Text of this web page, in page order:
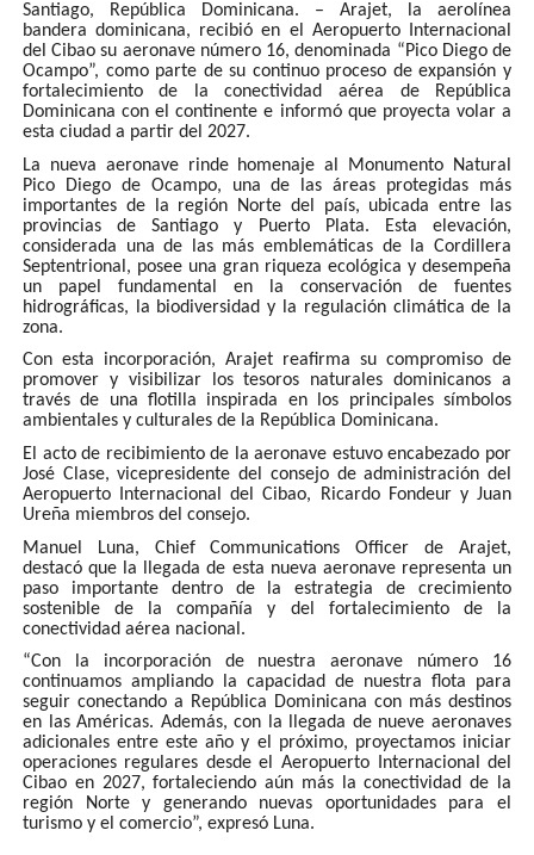
Santiago, República Dominicana. – Arajet, la aerolínea
bandera dominicana, recibió en el Aeropuerto Internacional
del Cibao su aeronave número 16, denominada “Pico Diego de
Ocampo”, como parte de su continuo proceso de expansión y
fortalecimiento de la conectividad aérea de República
Dominicana con el continente e informó que proyecta volar a
esta ciudad a partir del 2027.
La nueva aeronave rinde homenaje al Monumento Natural
Pico Diego de Ocampo, una de las áreas protegidas más
importantes de la región Norte del país, ubicada entre las
provincias de Santiago y Puerto Plata. Esta elevación,
considerada una de las más emblemáticas de la Cordillera
Septentrional, posee una gran riqueza ecológica y desempeña
un papel fundamental en la conservación de fuentes
hidrográficas, la biodiversidad y la regulación climática de la
zona.
Con esta incorporación, Arajet reafirma su compromiso de
promover y visibilizar los tesoros naturales dominicanos a
través de una flotilla inspirada en los principales símbolos
ambientales y culturales de la República Dominicana.
El acto de recibimiento de la aeronave estuvo encabezado por
José Clase, vicepresidente del consejo de administración del
Aeropuerto Internacional del Cibao, Ricardo Fondeur y Juan
Ureña miembros del consejo.
Manuel Luna, Chief Communications Officer de Arajet,
destacó que la llegada de esta nueva aeronave representa un
paso importante dentro de la estrategia de crecimiento
sostenible de la compañía y del fortalecimiento de la
conectividad aérea nacional.
“Con la incorporación de nuestra aeronave número 16
continuamos ampliando la capacidad de nuestra flota para
seguir conectando a República Dominicana con más destinos
en las Américas. Además, con la llegada de nueve aeronaves
adicionales entre este año y el próximo, proyectamos iniciar
operaciones regulares desde el Aeropuerto Internacional del
Cibao en 2027, fortaleciendo aún más la conectividad de la
región Norte y generando nuevas oportunidades para el
turismo y el comercio”, expresó Luna.